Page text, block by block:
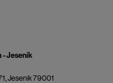
- Jeseník
Jeseník 79001